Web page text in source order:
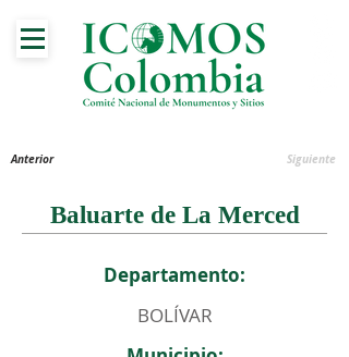
Anterior Siguiente
Baluarte de La Merced
Departamento:
BOLÍVAR